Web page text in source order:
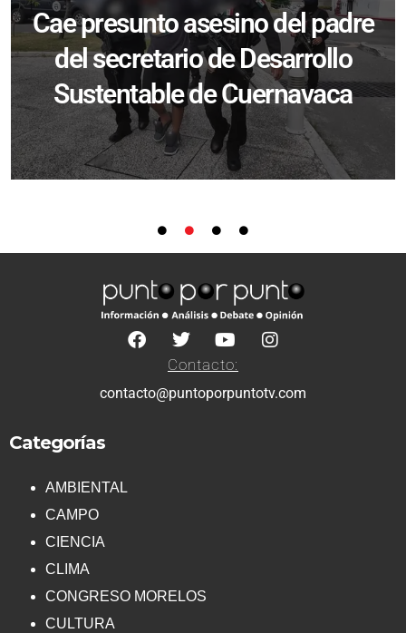
Cae presunto asesino del padre
del secretario de Desarrollo
Sustentable de Cuernavaca
Contacto:
contacto@puntoporpuntotv.com
Categorías
AMBIENTAL
CAMPO
CIENCIA
CLIMA
CONGRESO MORELOS
CULTURA